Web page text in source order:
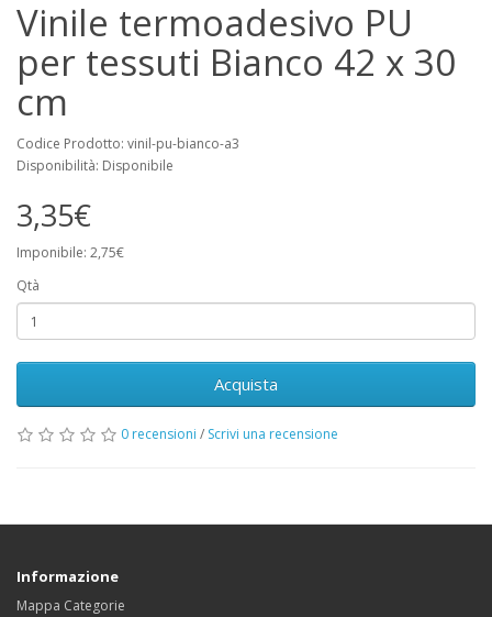
Vinile termoadesivo PU
per tessuti Bianco 42 x 30
cm
Codice Prodotto: vinil-pu-bianco-a3
Disponibilità: Disponibile
3,35€
Imponibile: 2,75€
Qtà
Acquista
0 recensioni / Scrivi una recensione
Informazione
Mappa Categorie